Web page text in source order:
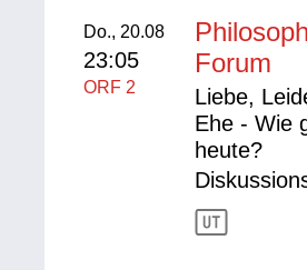
Donnerstag, 20. August
Do., 20.08
23:05
ORF 2
Forum
Liebe,
Ehe - Wie
heute?